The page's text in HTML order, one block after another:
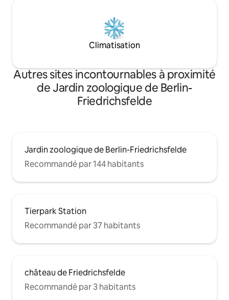
Climatisation
Autres sites incontournables à proximité
de Jardin zoologique de Berlin-
Friedrichsfelde
Jardin zoologique de Berlin-Friedrichsfelde
Recommandé par 144 habitants
Tierpark Station
Recommandé par 37 habitants
château de Friedrichsfelde
Recommandé par 3 habitants